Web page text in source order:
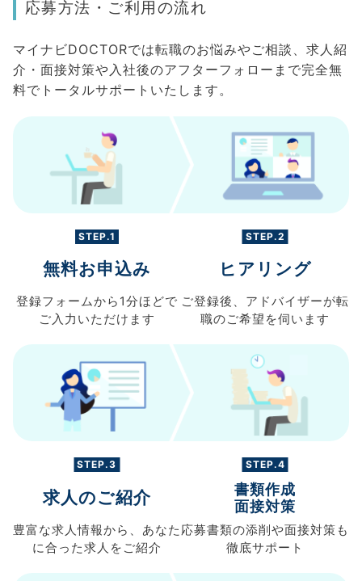
応募方法・ご利用の流れ
マイナビDOCTORでは転職のお悩みやご相談、求人紹
介・面接対策や入社後のアフターフォローまで完全無
料でトータルサポートいたします。
STEP.1
無料お申込み
登録フォームから 1分ほどで
ご入力 いただけます
STEP.2
ヒアリング
ご登録後、 アドバイザーが転
職のご希望を伺います
STEP.3
求人のご紹介
豊富な求人情報から、 あなた
に合った求人を ご紹介
STEP.4
書類作成
面接対策
応募書類の添削や面接対策も
徹底サポート